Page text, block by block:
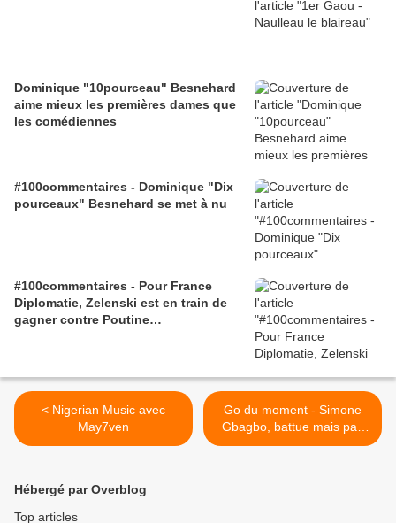
Dominique "10pourceau" Besnehard
aime mieux les premières dames que
les comédiennes
#100commentaires - Dominique "Dix
pourceaux" Besnehard se met à nu
#100commentaires - Pour France
Diplomatie, Zelenski est en train de
gagner contre Poutine…
< Nigerian Music avec
May7ven
Go du moment - Simone
Gbagbo, battue mais pas
violée par les FRCI de
Hébergé par Overblog
Top articles